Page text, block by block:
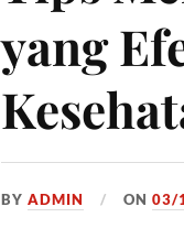
yang
BYADMIN ON03/